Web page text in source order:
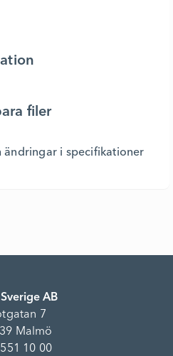
filer
ändringar i specifikationer
AB
7
Malmö
10 00